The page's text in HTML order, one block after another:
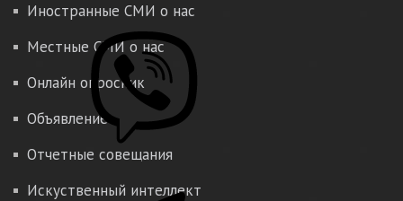
Иностранные СМИ о нас
Местные СМИ о нас
Онлайн опросник
Объявление
Отчетные совещания
Искуственный интеллект